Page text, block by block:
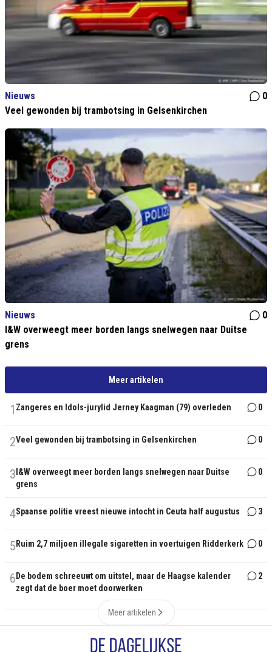
Nieuws
0
Veel gewonden bij trambotsing in Gelsenkirchen
Nieuws
0
I&W overweegt meer borden langs snelwegen naar Duitse
grens
Meer artikelen
1 Zangeres en Idols-jurylid Jerney Kaagman (79) overleden 0
2Veel gewonden bij trambotsing in Gelsenkirchen 0
3 I&W overweegt meer borden langs snelwegen naar Duitse
grens
0
4Spaanse politie vreest nieuwe intocht in Ceuta half augustus 3
5 Ruim 2,7 miljoen illegale sigaretten in voertuigen Ridderkerk 0
6 De bodem schreeuwt om uitstel, maar de Haagse kalender
zegt dat de boer moet doorwerken
2
Meer artikelen